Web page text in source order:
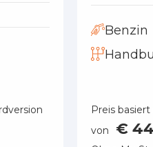
Benzin
Preis
von
€